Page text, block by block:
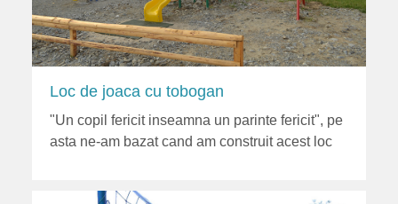
Loc de joaca cu tobogan
"Un copil fericit inseamna un parinte fericit", pe
asta ne-am bazat cand am construit acest loc